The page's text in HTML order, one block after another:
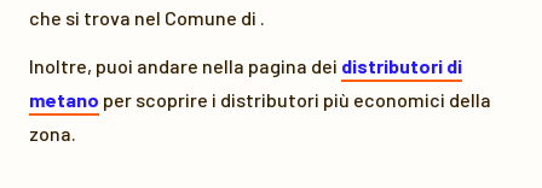
che si trova nel Comune di .
Inoltre, puoi andare nella pagina dei distributori di
metano per scoprire i distributori più economici della
zona.